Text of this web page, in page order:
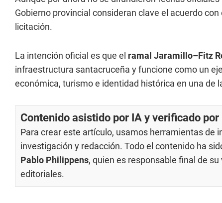
Gobierno provincial consideran clave el acuerdo
licitación.
La intención oficial es que el ramal Jaramillo–Fitz
infraestructura santacruceña y funcione como un
económica, turismo e identidad histórica en una de
Contenido asistido por IA y verificado por
Para crear este artículo, usamos herramientas de
investigación y redacción. Todo el contenido ha
Pablo Philippens, quien es responsable final de
editoriales.